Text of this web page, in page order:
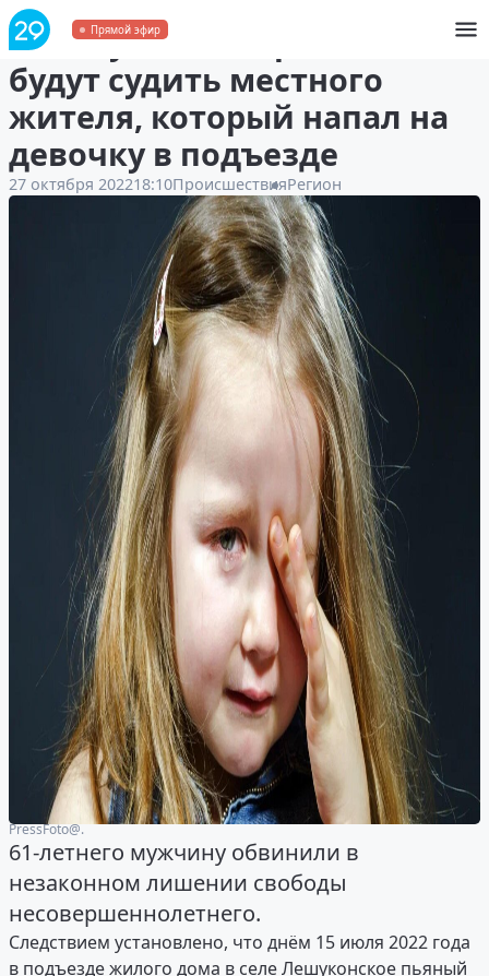
Прямой эфир
В Лешуконском районе
будут судить местного
жителя, который напал на
девочку в подъезде
27 октября 202218:10ПроисшествияРегион
PressFoto@.
61-летнего мужчину обвинили в
незаконном лишении свободы
несовершеннолетнего.
Следствием установлено, что днём 15 июля 2022 года
в подъезде жилого дома в селе Лешуконское пьяный